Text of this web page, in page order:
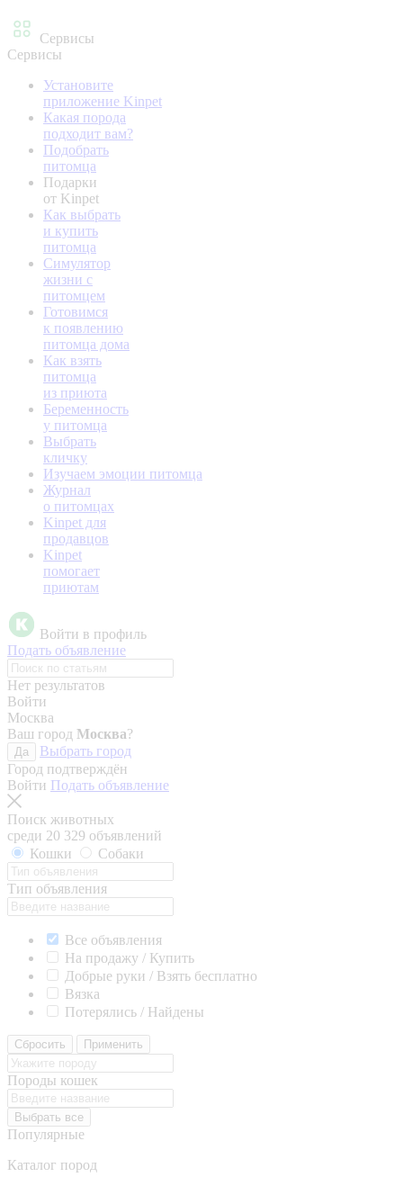
Сервисы
Сервисы
Установите
приложение Kinpet
Какая порода
подходит вам?
Подобрать
питомца
Подарки
от Kinpet
Как выбрать
и купить
питомца
Симулятор
жизни с
питомцем
Готовимся
к появлению
питомца дома
Как взять
питомца
из приюта
Беременность
у питомца
Выбрать
кличку
Изучаем эмоции питомца
Журнал
о питомцах
Kinpet для
продавцов
Kinpet
помогает
приютам
Войти в профиль
Подать объявление
Нет результатов
Войти
Москва
Ваш город Москва?
Да
Выбрать город
Город подтверждён
Войти Подать объявление
Поиск животных
среди 20 329 объявлений
Кошки
Собаки
Тип объявления
Все объявления
На продажу / Купить
Добрые руки / Взять бесплатно
Вязка
Потерялись / Найдены
Сбросить Применить
Породы кошек
Выбрать все
Популярные
Каталог пород